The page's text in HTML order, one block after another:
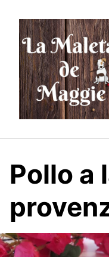
contenido
Pollo a